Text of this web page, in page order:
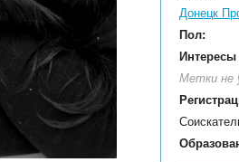
Донецк
Пол:
Интересы
Метки не